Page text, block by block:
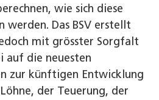
wie sich diese
werden. Das BSV erstellt
mit grösster Sorgfalt
auf die neuesten
zur künftigen Entwicklung
der Teuerung, der